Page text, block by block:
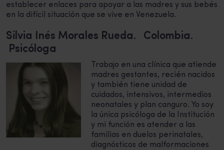
establecer enlaces para apoyar a las madres y sus bebés
en la difícil situación que se vive en Venezuela.
Silvia Inés Morales Rueda. Colombia.
Psicóloga
Trabajo en una clínica que atiende
madres gestantes, recién nacidos
y también tiene unidad de
cuidados, intensivos, intermedios
neonatales y plan canguro. Yo soy
la única psicóloga de la Institución
y mi función es atender a las
familias en duelos perinatales,
diagnósticos de malformaciones